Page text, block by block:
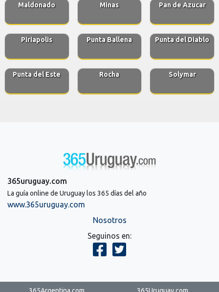
Maldonado Minas Pan de Azucar
Piriapolis Punta Ballena Punta del Diablo
Punta del Este Rocha Solymar
365uruguay.com
La guía online de Uruguay los 365 días del año
www.365uruguay.com
Nosotros
Seguinos en: